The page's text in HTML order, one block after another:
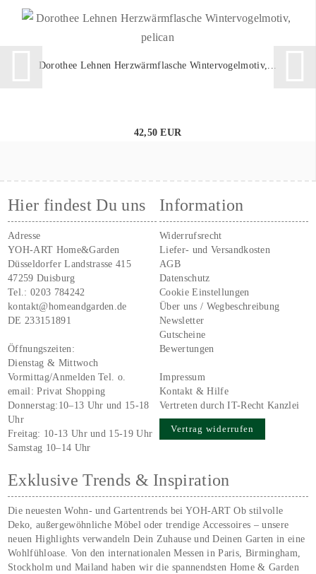
Dorothee Lehnen Herzwärmflasche Wintervogelmotiv,...
42,50 EUR
Hier findest Du uns
Adresse
YOH-ART Home&Garden
Düsseldorfer Landstrasse 415
47259 Duisburg
Tel.:0203 784242
kontakt@homeandgarden.de
DE 233151891
Öffnungszeiten:
Dienstag & Mittwoch
Vormittag/Anmelden Tel. o.
email:Privat Shopping
Donnerstag:10–13 Uhr und 15-18
Uhr
Freitag: 10-13 Uhr und 15-19 Uhr
Samstag 10–14 Uhr
Information
Widerrufsrecht
Liefer- und Versandkosten
AGB
Datenschutz
Cookie Einstellungen
Über uns / Wegbeschreibung
Newsletter
Gutscheine
Bewertungen
Impressum
Kontakt & Hilfe
Vertreten durch IT-Recht Kanzlei
Vertrag widerrufen
Exklusive Trends & Inspiration
Die neuesten Wohn- und Gartentrends bei YOH‑ART Ob stilvolle
Deko, außergewöhnliche Möbel oder trendige Accessoires – unsere
neuen Highlights verwandeln Dein Zuhause und Deinen Garten in eine
Wohlfühloase. Von den internationalen Messen in Paris, Birmingham,
Stockholm und Mailand haben wir die spannendsten Home & Garden